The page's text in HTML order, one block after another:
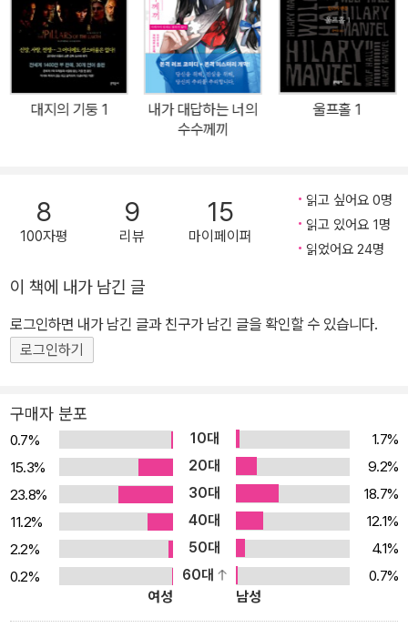
대지의 기둥 1
내가 대답하는 너의
수수께끼
울프홀 1
8
100자평
9
리뷰
15
마이페이퍼
읽고 싶어요 0명
읽고 있어요 1명
읽었어요 24명
이 책에 내가 남긴 글
로그인하면 내가 남긴 글과 친구가 남긴 글을 확인할 수 있습니다.
로그인하기
구매자 분포
0.7% 10대
1.7%
15.3%
20대
9.2%
23.8%
30대
18.7%
11.2%
40대
12.1%
2.2%
50대
4.1%
0.2%
60대
0.7%
여성
남성